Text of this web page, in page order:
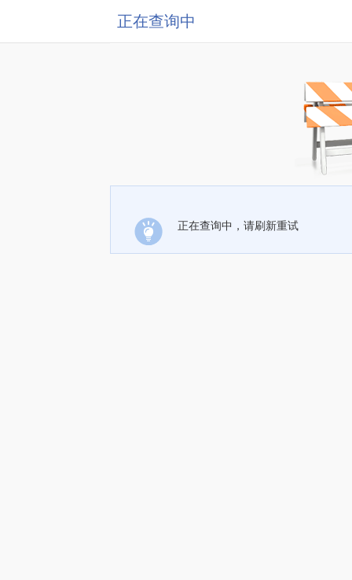
正在查询中
正在查询中，请刷新重试